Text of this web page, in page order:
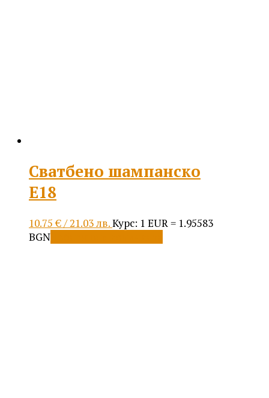
Сватбено шампанско
Е18
10.75€/ 21.03 лв.Курс: 1 EUR = 1.95583
BGN